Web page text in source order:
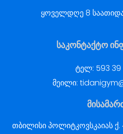
ყოველდღე 8
საკონტაქტო
ტელ: 593 39
მეილი:
თბილისი პოლიტკოვსკაიას